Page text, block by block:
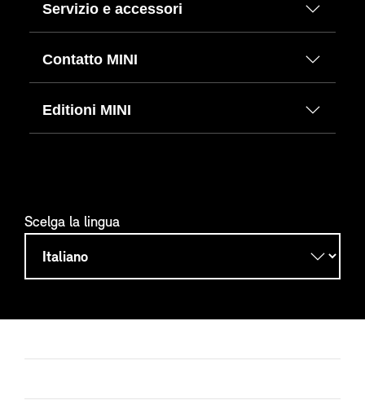
Servizio e accessori
Contatto MINI
Editioni MINI
Scelga la lingua